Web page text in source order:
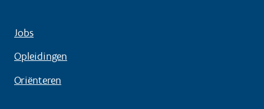
Jobs
Opleidingen
Oriënteren